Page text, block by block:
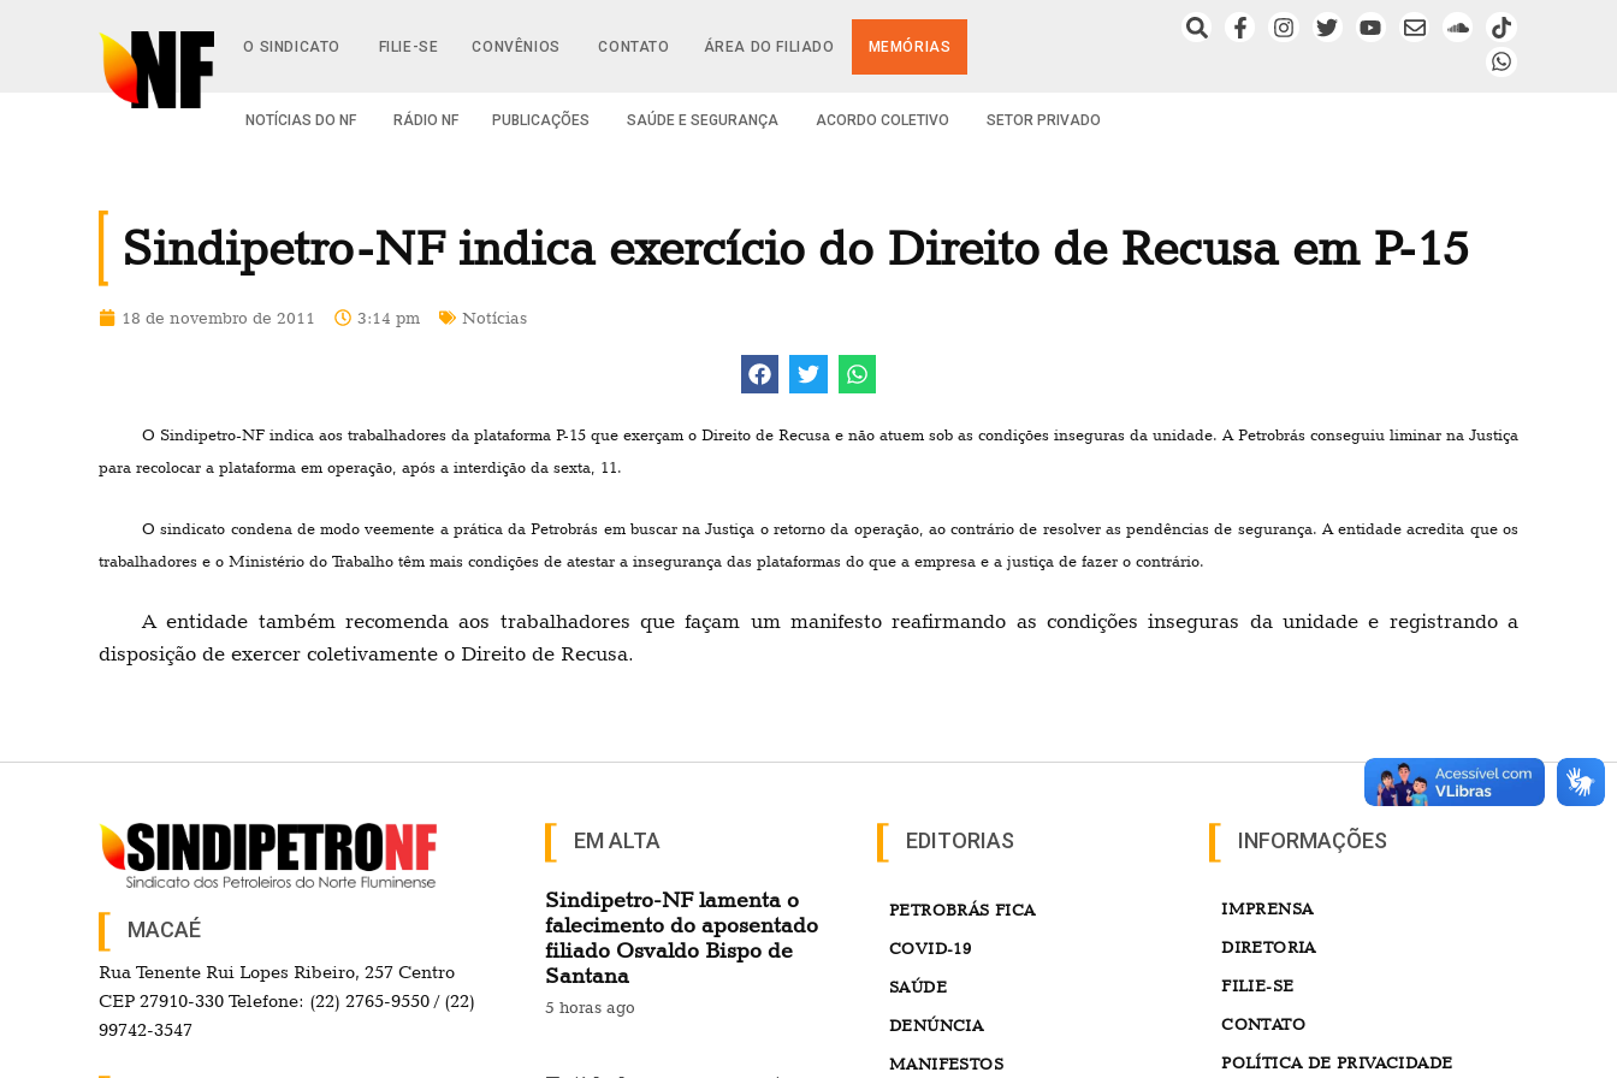
O SINDICATO FILIE-SE CONVÊNIOS CONTATO ÁREA DO FILIADO MEMÓRIAS
NOTÍCIAS DO NF RÁDIO NF PUBLICAÇÕES SAÚDE E SEGURANÇA ACORDO COLETIVO SETOR PRIVADO
Sindipetro-NF indica exercício do Direito de Recusa em P-15
18 de novembro de 2011 3:14 pm Notícias
O Sindipetro-NF indica aos trabalhadores da plataforma P-15 que exerçam o Direito de Recusa e não atuem sob as condições inseguras da unidade. A Petrobrás conseguiu liminar na Justiça
para recolocar a plataforma em operação, após a interdição da sexta, 11.
O sindicato condena de modo veemente a prática da Petrobrás em buscar na Justiça o retorno da operação, ao contrário de resolver as pendências de segurança. A entidade acredita que os
trabalhadores e o Ministério do Trabalho têm mais condições de atestar a insegurança das plataformas do que a empresa e a justiça de fazer o contrário.
A entidade também recomenda aos trabalhadores que façam um manifesto reafirmando as condições inseguras da unidade e registrando a
disposição de exercer coletivamente o Direito de Recusa.
MACAÉ
Rua Tenente Rui Lopes Ribeiro, 257 Centro
CEP 27910-330 Telefone: (22) 2765-9550 / (22)
99742-3547
EM ALTA
Sindipetro-NF lamenta o
falecimento do aposentado
filiado Osvaldo Bispo de
Santana
5 horas ago
EDITORIAS
PETROBRÁS FICA
COVID-19
SAÚDE
DENÚNCIA
MANIFESTOS
INFORMAÇÕES
IMPRENSA
DIRETORIA
FILIE-SE
CONTATO
POLÍTICA DE PRIVACIDADE